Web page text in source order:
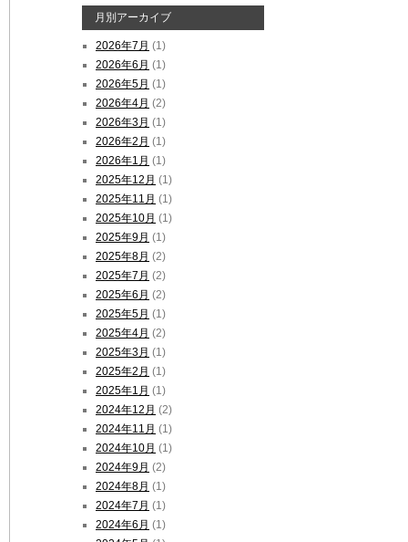
月別アーカイブ
2026年7月 (1)
2026年6月 (1)
2026年5月 (1)
2026年4月 (2)
2026年3月 (1)
2026年2月 (1)
2026年1月 (1)
2025年12月 (1)
2025年11月 (1)
2025年10月 (1)
2025年9月 (1)
2025年8月 (2)
2025年7月 (2)
2025年6月 (2)
2025年5月 (1)
2025年4月 (2)
2025年3月 (1)
2025年2月 (1)
2025年1月 (1)
2024年12月 (2)
2024年11月 (1)
2024年10月 (1)
2024年9月 (2)
2024年8月 (1)
2024年7月 (1)
2024年6月 (1)